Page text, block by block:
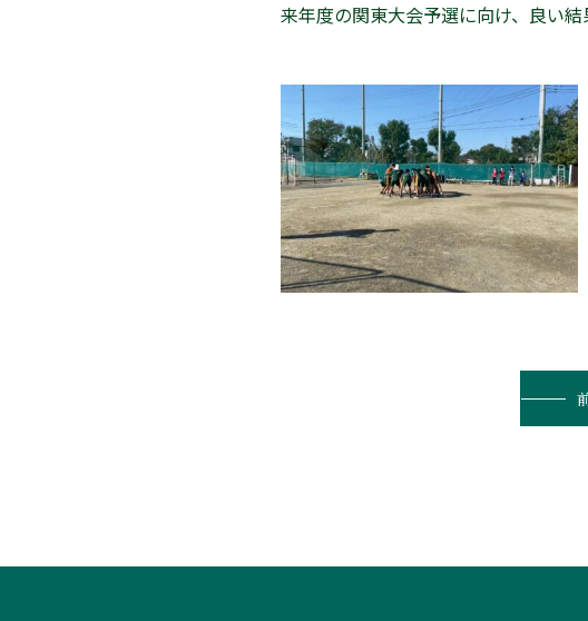
来年度の関東大会予選に向け、良い